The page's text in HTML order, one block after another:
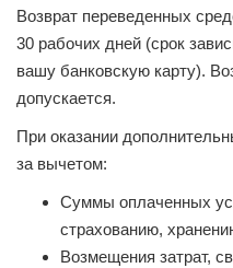
Возврат переведенных
30 рабочих дней (срок
вашу банковскую карту).
допускается.
При оказании
за вычетом:
Суммы оплаченных
страхованию,
Возмещения затрат,